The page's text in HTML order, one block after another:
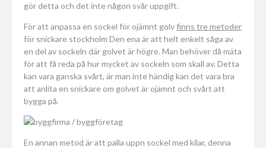
gör detta och det inte någon svår uppgift.
För att anpassa en sockel för ojämnt golvfinns tre metoder
för snickare stockholm Den ena är att helt enkelt såga av
en del av sockeln där golvet är högre. Man behöver då mäta
för att få reda på hur mycket av sockeln som skall av. Detta
kan vara ganska svårt, är man inte händig kan det vara bra
att anlita en snickare om golvet är ojämnt och svårt att
bygga på.
En annan metod är att palla uppn sockel med kilar, denna